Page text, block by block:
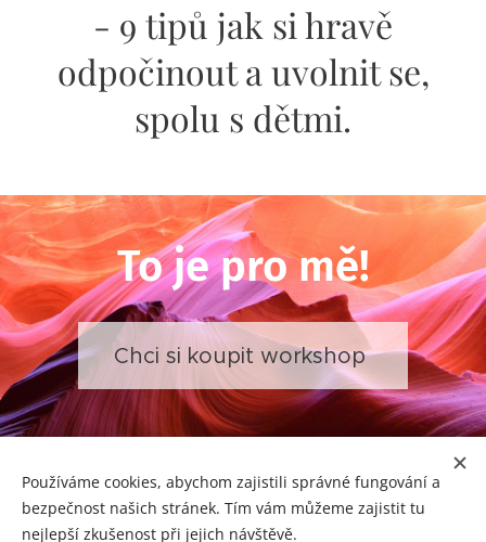
- 9 tipů jak si hravě
odpočinout a uvolnit se,
spolu s dětmi.
To je pro mě!
Chci si koupit workshop
Odstoupení od smlouvy Kontakty
Jak zpracovávám
informace o Vás
|Ochrana osobních údajů (GDPR)
Obchodní podmínky
Používáme cookies, abychom zajistili správné fungování a
bezpečnost našich stránek. Tím vám můžeme zajistit tu
nejlepší zkušenost při jejich návštěvě.